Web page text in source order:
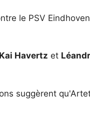
le PSV
Kai Havertz et
suggèrent